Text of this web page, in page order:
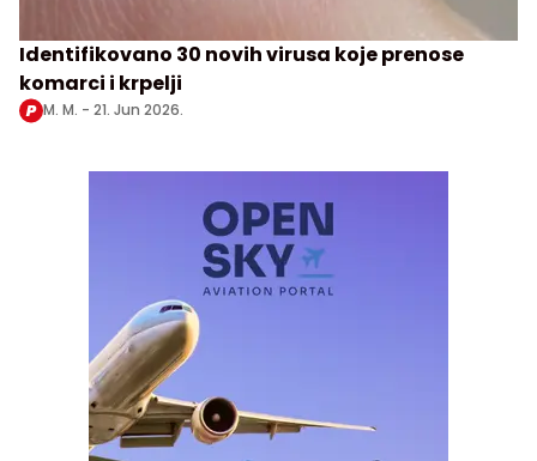
Identifikovano 30 novih virusa koje prenose
komarci i krpelji
M. M. - 21. Jun 2026.